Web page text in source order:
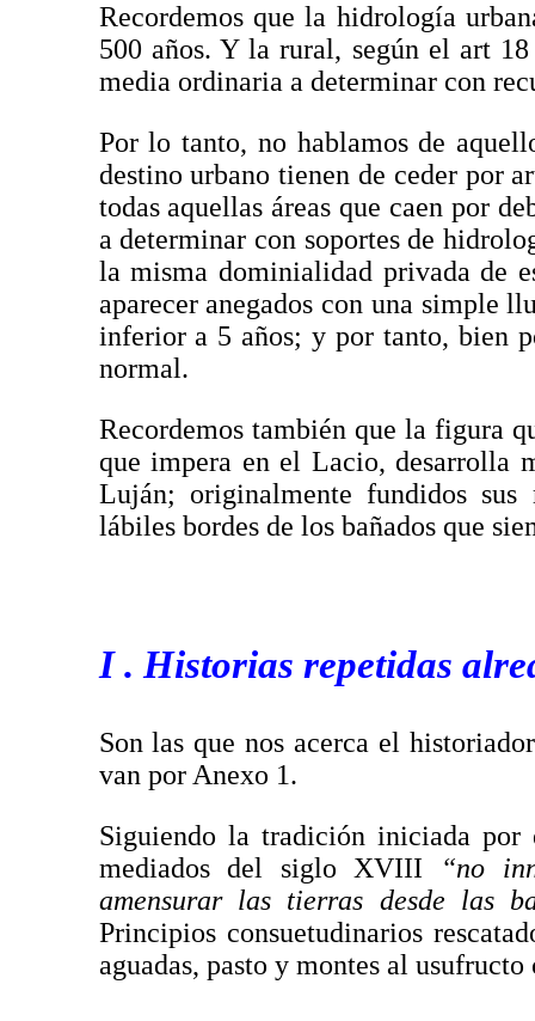
Recordemos que la hidrología
500 años. Y la rural, según el art
media ordinaria a determinar con
Por lo tanto, no hablamos de
destino urbano tienen de ceder por
todas aquellas áreas que caen por
a determinar con soportes de
la misma dominialidad privada de
aparecer anegados con una simple
inferior a 5 años; y por tanto, bien
normal.
Recordemos también que la figura
que impera en el Lacio, desarrolla
Luján; originalmente fundidos
lábiles bordes de los bañados que
I . Historias repetidas
Son las que nos acerca el
van por Anexo 1.
Siguiendo la tradición iniciada
mediados del siglo XVIII
“no
amensurar las tierras desde las
Principios consuetudinarios
aguadas, pasto y montes al